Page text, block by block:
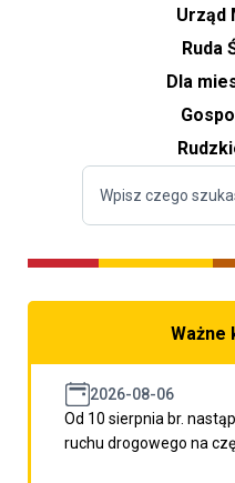
Urząd
Ruda
Dla
Ważne
2026-08-06
Od 10 sierpnia br.
ruchu drogowego na